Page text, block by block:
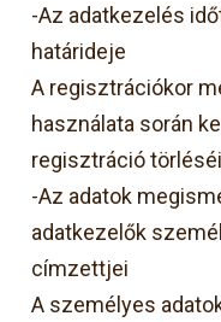
-Az adatkezelés
határideje
A regisztrációkor
használata során
regisztráció
-Az adatok
adatkezelők
címzettjei
A személyes